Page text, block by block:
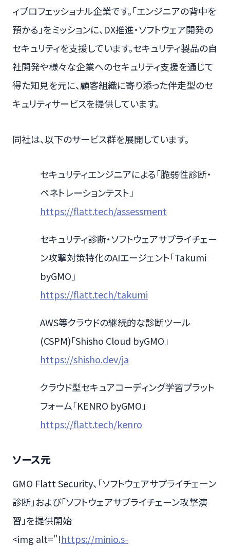
ィプロフェッショナル企業です。「エンジニアの背中を
預かる」をミッションに、DX推進・ソフトウェア開発の
セキュリティを支援しています。セキュリティ製品の自
社開発や様々な企業へのセキュリティ支援を通じて
得た知見を元に、顧客組織に寄り添った伴走型のセ
キュリティサービスを提供しています。
同社は、以下のサービス群を展開しています。
セキュリティエンジニアによる「脆弱性診断・
ペネトレーションテスト」
https://flatt.tech/assessment
セキュリティ診断・ソフトウェアサプライチェー
ン攻撃対策特化のAIエージェント「Takumi
byGMO」
https://flatt.tech/takumi
AWS等クラウドの継続的な診断ツール
(CSPM)「Shisho Cloud byGMO」
https://shisho.dev/ja
クラウド型セキュアコーディング学習プラット
フォーム「KENRO byGMO」
https://flatt.tech/kenro
ソース元
GMO Flatt Security、「ソフトウェアサプライチェーン
診断」および「ソフトウェアサプライチェーン攻撃演
習」を提供開始
<img alt="!https://minio.s-